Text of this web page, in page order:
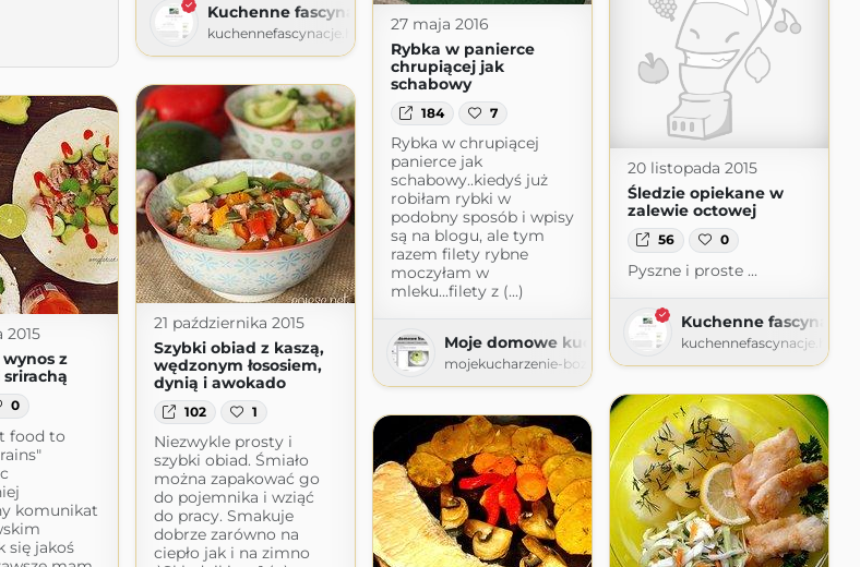
Kuchenne fascynacje
kuchennefascynacje.home.blog27 maja 2016
Rybka w panierce
chrupiącej jak
schabowy
184 7
Rybka w chrupiącej
panierce jak
schabowy..kiedyś już
robiłam rybki w
podobny sposób i wpisy
są na blogu, ale tym
razem filety rybne
moczyłam w
mleku...filety z (...)
Moje domowe kucharzenie
mojekucharzenie-bozena-1968.blogspot.com
20 listopada 2015
Śledzie opiekane w
zalewie octowej
56 0
Pyszne i proste ...
Kuchenne fascynacje
21 października 2015
Szybki obiad z kaszą,
wędzonym łososiem,
dynią i awokado
102 1
Niezwykle prosty i
szybki obiad. Śmiało
można zapakować go
do pojemnika i wziąć
do pracy. Smakuje
dobrze zarówno na
ciepło jak i na zimno
2015
z
0
food to
komunikat
się jakoś